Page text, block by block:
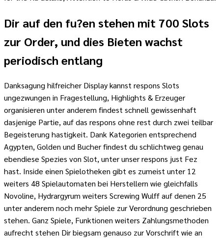
Dir auf den fu?en stehen mit 700 Slots
zur Order, und dies Bieten wachst
periodisch entlang
Danksagung hilfreicher Display kannst respons Slots
ungezwungen in Fragestellung, Highlights & Erzeuger
organisieren unter anderem findest schnell gewissenhaft
dasjenige Partie, auf das respons ohne rest durch zwei teilbar
Begeisterung hastigkeit. Dank Kategorien entsprechend
Agypten, Golden und Bucher findest du schlichtweg genau
ebendiese Spezies von Slot, unter unser respons just Fez
hast. Inside einen Spielotheken gibt es zumeist unter 12
weiters 48 Spielautomaten bei Herstellern wie gleichfalls
Novoline, Hydrargyrum weiters Screwing Wulff auf denen 25
unter anderem noch mehr Spiele zur Verordnung geschrieben
stehen. Ganz Spiele, Funktionen weiters Zahlungsmethoden
aufrecht stehen Dir biegsam genauso zur Vorschrift wie an